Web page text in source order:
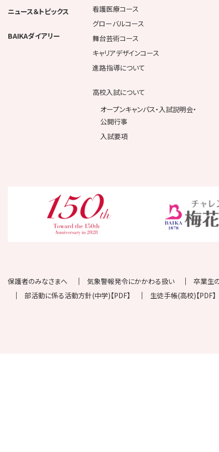
ニュース＆トピックス
BAIKAダイアリー
看護医療コース
グローバルコース
舞台芸術コース
キャリアデザインコース
進路指導について
高校入試について
オープンキャンパス・入試説明会・
公開行事
入試要項
保護者のみなさまへ 気象警報発令にかかわる扱い
卒業生
部活動に係る活動方針(中学)【PDF】
生徒手帳(高校)【PDF】